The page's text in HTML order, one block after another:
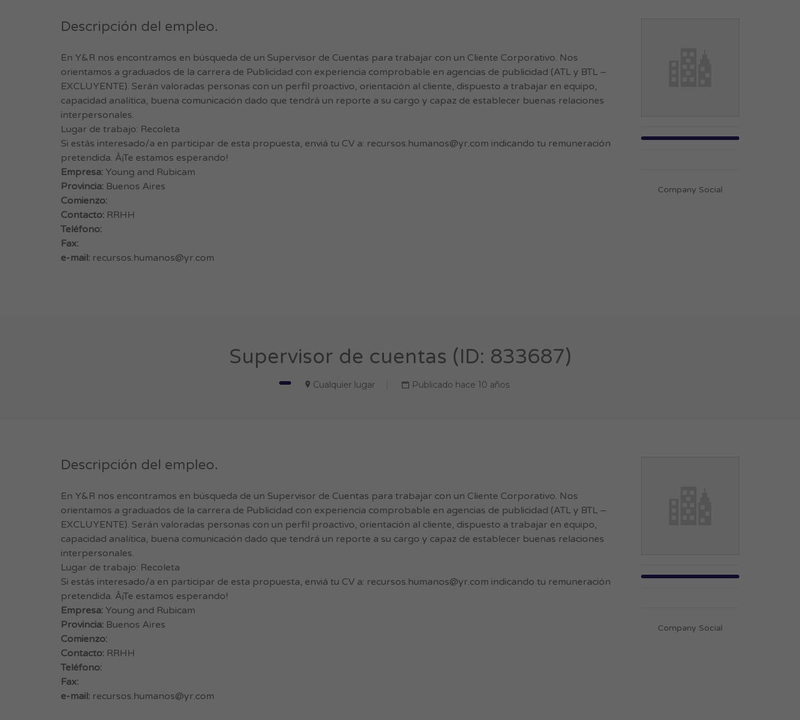
Descripción del empleo.
En Y&R nos encontramos en búsqueda de un Supervisor de Cuentas para trabajar con un Cliente Corporativo. Nos
orientamos a graduados de la carrera de Publicidad con experiencia comprobable en agencias de publicidad (ATL y BTL –
EXCLUYENTE). Serán valoradas personas con un perfil proactivo, orientación al cliente, dispuesto a trabajar en equipo,
capacidad analítica, buena comunicación dado que tendrá un reporte a su cargo y capaz de establecer buenas relaciones
interpersonales.
Lugar de trabajo: Recoleta
Si estás interesado/a en participar de esta propuesta, enviá tu CV a: recursos.humanos@yr.com indicando tu remuneración
pretendida. Â¡Te estamos esperando!
Empresa: Young and Rubicam
Provincia: Buenos Aires
Comienzo:
Contacto: RRHH
Teléfono:
Fax:
e-mail: recursos.humanos@yr.com
Company Social
Supervisor de cuentas (ID: 833687)
Cualquier lugar Publicado hace 10 años
Descripción del empleo.
En Y&R nos encontramos en búsqueda de un Supervisor de Cuentas para trabajar con un Cliente Corporativo. Nos
orientamos a graduados de la carrera de Publicidad con experiencia comprobable en agencias de publicidad (ATL y BTL –
EXCLUYENTE). Serán valoradas personas con un perfil proactivo, orientación al cliente, dispuesto a trabajar en equipo,
capacidad analítica, buena comunicación dado que tendrá un reporte a su cargo y capaz de establecer buenas relaciones
interpersonales.
Lugar de trabajo: Recoleta
Si estás interesado/a en participar de esta propuesta, enviá tu CV a: recursos.humanos@yr.com indicando tu remuneración
pretendida. Â¡Te estamos esperando!
Empresa: Young and Rubicam
Provincia: Buenos Aires
Comienzo:
Contacto: RRHH
Teléfono:
Fax:
e-mail: recursos.humanos@yr.com
Company Social